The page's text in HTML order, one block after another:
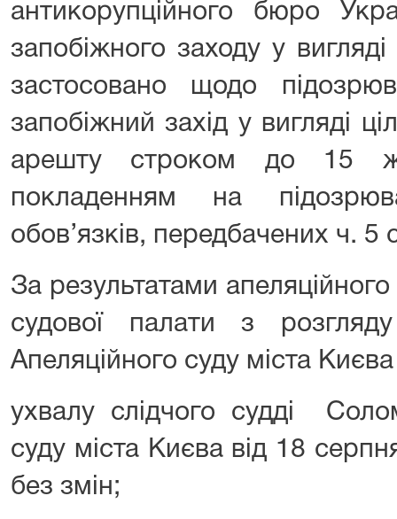
антикорупційного бюро
запобіжного заходу у
застосовано щодо
запобіжний захід у вигляді
арешту строком до 15
покладенням на
обов’язків, передбачених ч. 5
За результатами апеляційного
судової палати з
Апеляційного суду міста
ухвалу слідчого судді
суду міста Києва від 18
без змін;